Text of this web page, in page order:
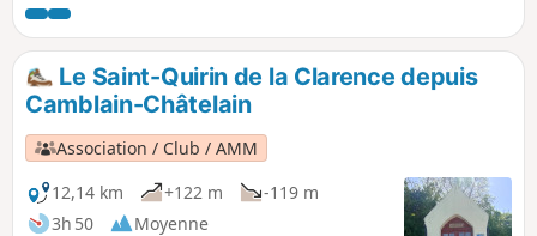
les choses se compliquent avec des parties de chemins
pouvant être assez boueuses (mais les chemins se sont bien
améliorés depuis quelques temps). Le retour se fait par le
Mont Duquenne.
Le Saint-Quirin de la Clarence depuis
Camblain-Châtelain
Association / Club / AMM
12,14 km
+122 m
-119 m
3h 50
Moyenne